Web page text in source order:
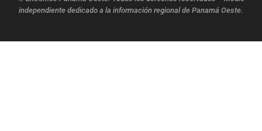
independiente dedicado a la información regional de Panamá Oeste.